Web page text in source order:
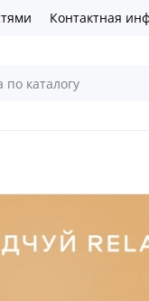
Контактная